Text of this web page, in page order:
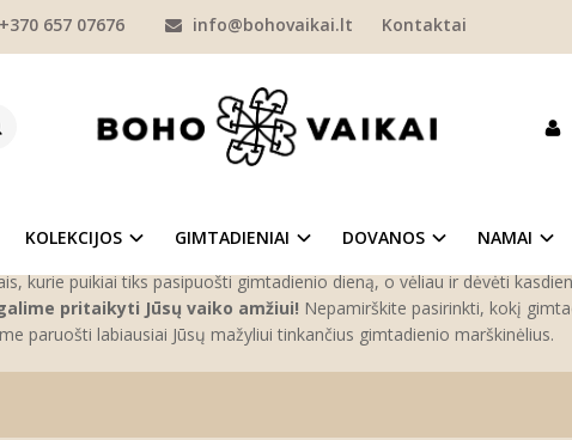
+370 657 07676 info@bohovaikai.lt Kontaktai
KOLEKCIJOS GIMTADIENIAI DOVANOS NAMAI
MARŠKINĖLIAI VAIKAMS
GIMTADIENIO MARŠKINĖLIAI VAIKAMS
vaiko gimtadienis palieka gausybę skirtingų įspūdžių bei prisiminimų.
šiuos specialius gimtadienio marškinėlius vaikams! Čia rasite įvairių
kurie puikiai tiks pasipuošti gimtadienio dieną, o vėliau ir dėvėti
pritaikyti Jūsų vaiko amžiui! Nepamirškite pasirinkti, kokį
paruošti labiausiai Jūsų mažyliui tinkančius gimtadienio marškinėlius.